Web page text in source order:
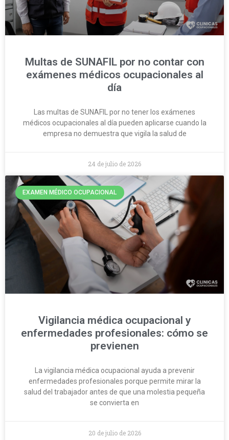
Multas de SUNAFIL por no contar con
exámenes médicos ocupacionales al
día
Las multas de SUNAFIL por no tener los exámenes
médicos ocupacionales al día pueden aplicarse cuando la
empresa no demuestra que vigila la salud de
24 de julio de 2026
EXAMEN MÉDICO OCUPACIONAL
Vigilancia médica ocupacional y
enfermedades profesionales: cómo se
previenen
La vigilancia médica ocupacional ayuda a prevenir
enfermedades profesionales porque permite mirar la
salud del trabajador antes de que una molestia pequeña
se convierta en
20 de julio de 2026